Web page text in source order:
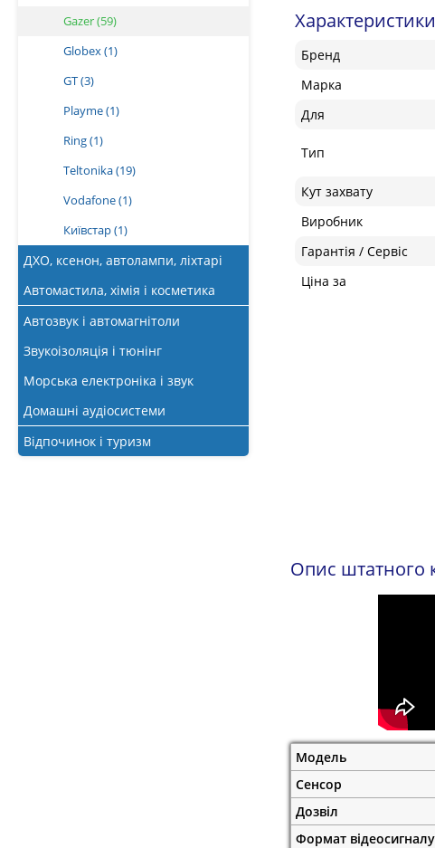
Gazer(59)
Globex(1)
GT(3)
Playme(1)
Ring(1)
Teltonika(19)
Vodafone(1)
Київстар(1)
ДХО, ксенон, автолампи, ліхтарі
Автомастила, хімія і косметика
Автозвук і автомагнітоли
Звукоізоляція і тюнінг
Морська електроніка і звук
Домашні аудіосистеми
Відпочинок і туризм
Характеристики
Бренд
Марка
Для
Тип
Кут захвату
Виробник
Гарантія / Сервіс
Ціна за
Опис штатного
Модель
Сенсор
Дозвіл
Формат відеосигналу